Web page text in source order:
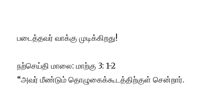
​படைத்தவர் வாக்கு முடிக்கிறது!
நற்செய்தி மாலை: மாற்கு 3: 1-2
“அவர் மீண்டும் தொழுகைக்கூடத்திற்குள் சென்றார்.